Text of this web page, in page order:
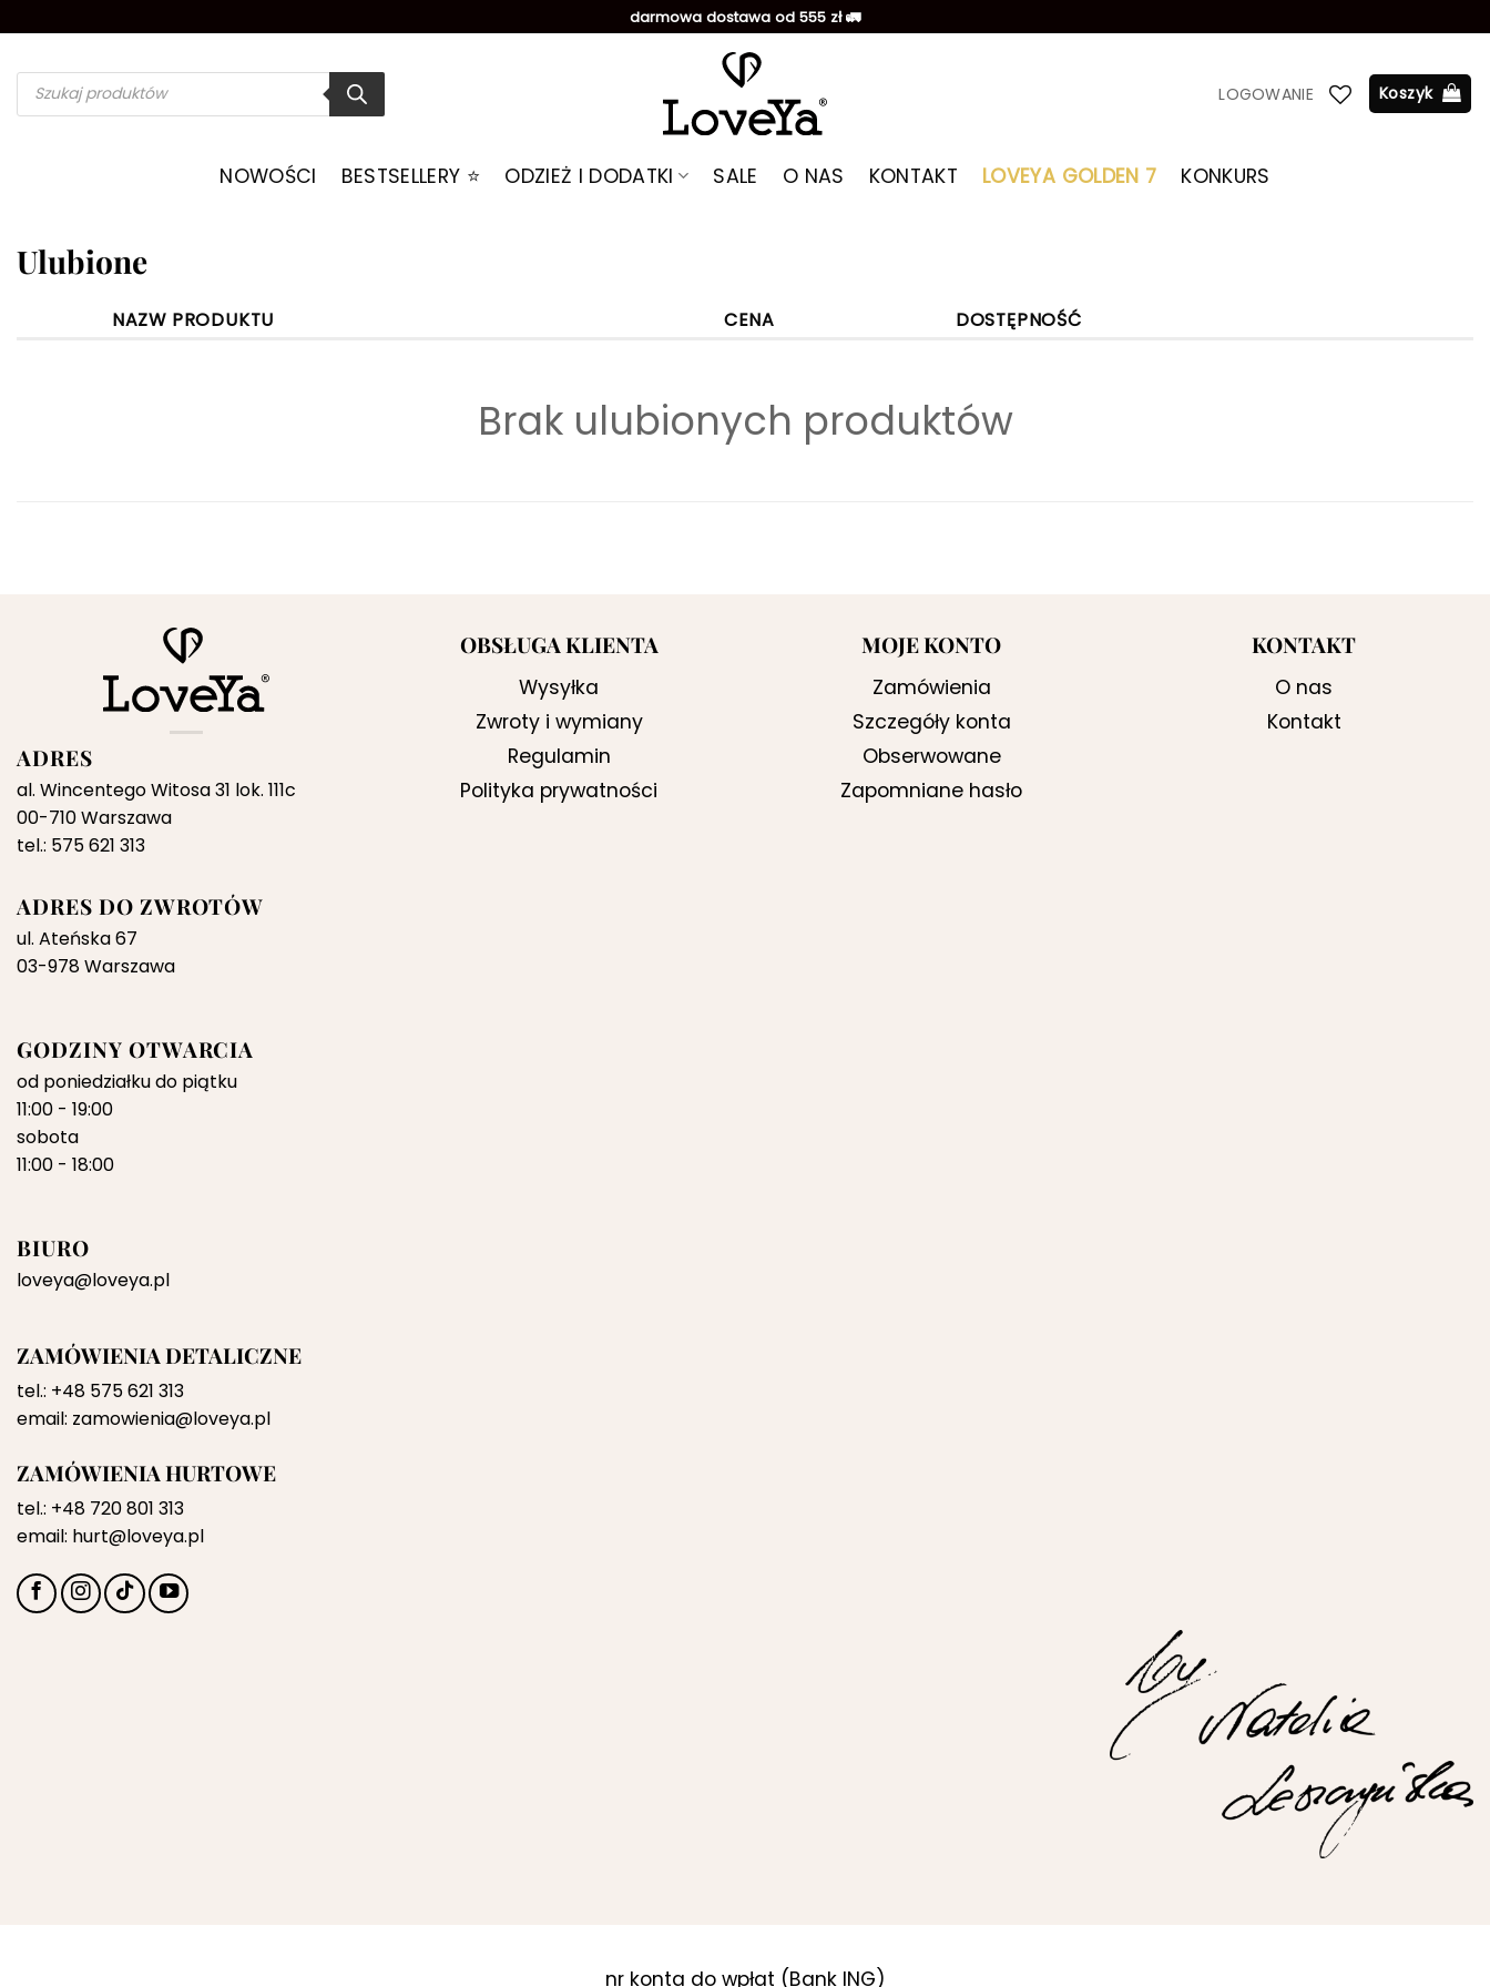
zawartości
darmowa dostawa od 555 zł 🚛
Wyszukiwarka
produktów LOGOWANIE Koszyk
NOWOŚCI BESTSELLERY ⭐️ ODZIEŻ I DODATKI SALE O NAS KONTAKT LOVEYA GOLDEN 7 KONKURS
Ulubione
NAZW PRODUKTU CENA DOSTĘPNOŚĆ
Brak ulubionych produktów
ADRES
al. Wincentego Witosa 31 lok. 111c
00-710 Warszawa
tel.: 575 621 313
ADRES DO ZWROTÓW
ul. Ateńska 67
03-978 Warszawa
GODZINY OTWARCIA
od poniedziałku do piątku
11:00 - 19:00
sobota
11:00 - 18:00
BIURO
loveya@loveya.pl
ZAMÓWIENIA DETALICZNE
tel.: +48 575 621 313
email: zamowienia@loveya.pl
ZAMÓWIENIA HURTOWE
tel.: +48 720 801 313
email: hurt@loveya.pl
OBSŁUGA KLIENTA
Wysyłka
Zwroty i wymiany
Regulamin
Polityka prywatności
MOJE KONTO
Zamówienia
Szczegóły konta
Obserwowane
Zapomniane hasło
KONTAKT
O nas
Kontakt
nr konta do wpłat (Bank ING)